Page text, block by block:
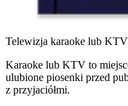
Telewizja karaoke lub KTV
Karaoke lub KTV to
ulubione piosenki przed
z przyjaciółmi.